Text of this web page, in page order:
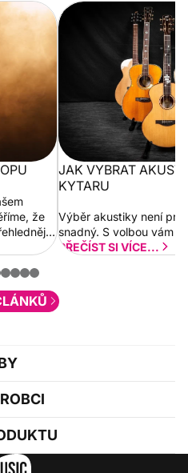
že
Jak vybrat
JAK VYBRAT
KYTARU
Výběr akustiky není pro
snadný. S volbou vám
PŘEČÍST SI VÍCE...